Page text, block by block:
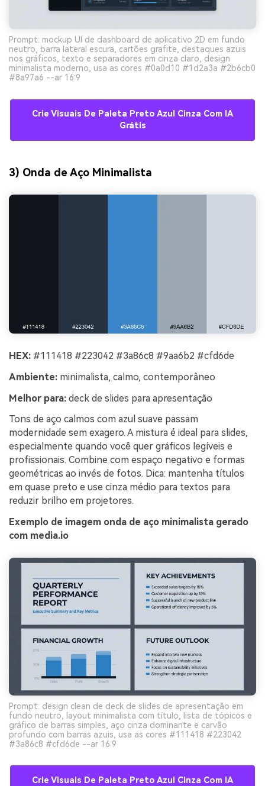
Prompt: mockup UI de dashboard de aplicativo 2D em fundo
neutro, barra lateral escura, cartões grafite, destaques azuis
nos gráficos, texto e separadores em cinza claro, design
minimalista moderno, usa as cores #0a0d10 #1d2a3a #2b6cb0
#8a97a6 --ar 16:9
Crie Visuais De Paleta Preto Azul Cinza Com IA
Grátis
3) Onda de Aço Minimalista
HEX: #111418 #223042 #3a86c8 #9aa6b2 #cfd6de
Ambiente: minimalista, calmo, contemporâneo
Melhor para: deck de slides para apresentação
Tons de aço calmos com azul suave passam
modernidade sem exagero. A mistura é ideal para slides,
especialmente quando você quer gráficos legíveis e
profissionais. Combine com espaço negativo e formas
geométricas ao invés de fotos. Dica: mantenha títulos
em quase preto e use cinza médio para textos para
reduzir brilho em projetores.
Exemplo de imagem onda de aço minimalista gerado
com media.io
Prompt: design clean de deck de slides de apresentação em
fundo neutro, layout minimalista com título, lista de tópicos e
gráfico de barras simples, aço cinza dominante e carvão
profundo com barras azuis, usa as cores #111418 #223042
#3a86c8 #cfd6de --ar 16:9
Crie Visuais De Paleta Preto Azul Cinza Com IA